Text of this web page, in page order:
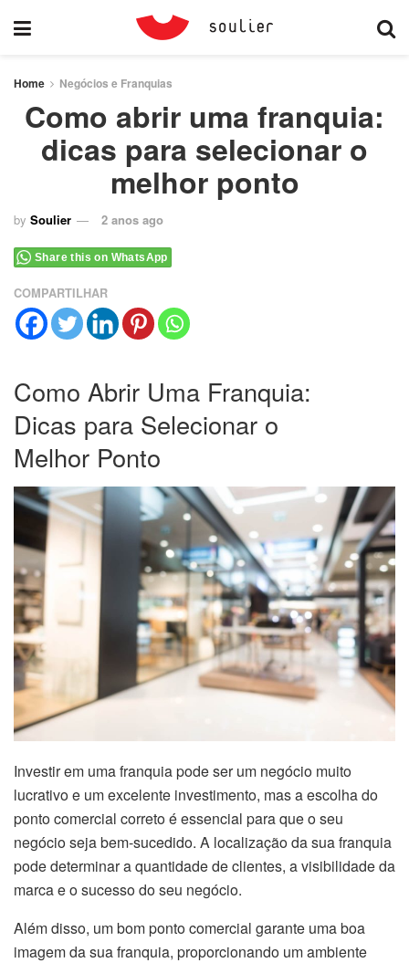
Home Negócios e Franquias
Como abrir uma franquia:
dicas para selecionar o
melhor ponto
by Soulier 2 anos ago
Share this on WhatsApp
COMPARTILHAR
Como Abrir Uma Franquia:
Dicas para Selecionar o
Melhor Ponto
Investir em uma franquia pode ser um negócio muito
lucrativo e um excelente investimento, mas a escolha do
ponto comercial correto é essencial para que o seu
negócio seja bem-sucedido. A localização da sua franquia
pode determinar a quantidade de clientes, a visibilidade da
marca e o sucesso do seu negócio.
Além disso, um bom ponto comercial garante uma boa
imagem da sua franquia, proporcionando um ambiente